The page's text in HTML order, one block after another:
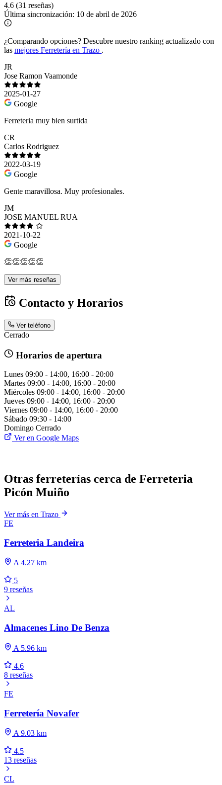
4.6 (31 reseñas)
Última sincronización: 10 de abril de 2026
¿Comparando opciones? Descubre nuestro ranking actualizado con
las mejores Ferretería en Trazo .
JR
Jose Ramon Vaamonde
2025-01-27
Google
Ferreteria muy bien surtida
CR
Carlos Rodriguez
2022-03-19
Google
Gente maravillosa. Muy profesionales.
JM
JOSE MANUEL RUA
2021-10-22
Google
👏👏👏👏👏
Ver más reseñas
Contacto y Horarios
Ver teléfono
Cerrado
Horarios de apertura
Lunes 09:00 - 14:00, 16:00 - 20:00
Martes 09:00 - 14:00, 16:00 - 20:00
Miércoles 09:00 - 14:00, 16:00 - 20:00
Jueves 09:00 - 14:00, 16:00 - 20:00
Viernes 09:00 - 14:00, 16:00 - 20:00
Sábado 09:30 - 14:00
Domingo Cerrado
Ver en Google Maps
Otras ferreterías cerca de Ferreteria
Picón Muiño
Ver más en Trazo
FE
Ferreteria Landeira
A 4.27 km
5
9 reseñas
AL
Almacenes Lino De Benza
A 5.96 km
4.6
8 reseñas
FE
Ferretería Novafer
A 9.03 km
4.5
13 reseñas
CL